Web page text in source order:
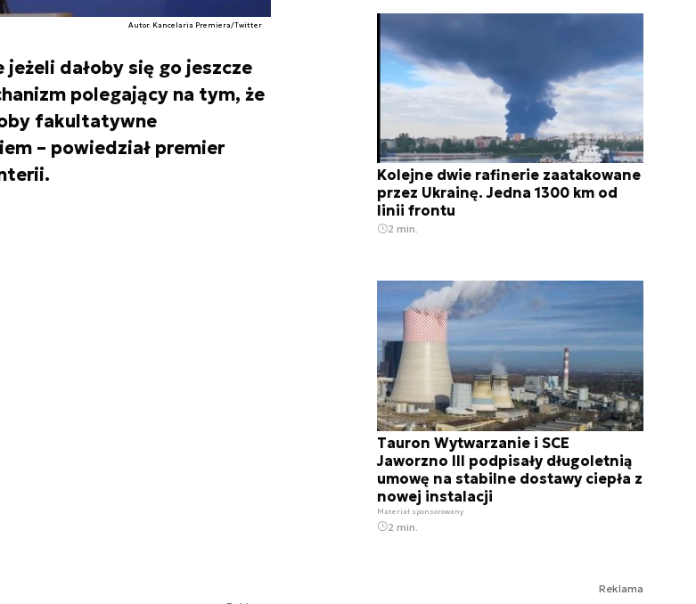
Autor. Kancelaria Premiera/Twitter
dałoby się go jeszcze
polegający na tym, że
fakultatywne
– powiedział premier
Kolejne dwie rafinerie zaatakowane
przez Ukrainę. Jedna 1300 km od
linii frontu
2 min.
Tauron Wytwarzanie i SCE
Jaworzno III podpisały długoletnią
umowę na stabilne dostawy ciepła z
nowej instalacji
Materiał sponsorowany
2 min.
Reklama